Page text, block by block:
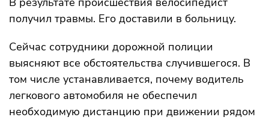
получил травмы. Его доставили в больницу.
Сейчас сотрудники дорожной полиции
выясняют все обстоятельства случившегося. В
том числе устанавливается, почему водитель
легкового автомобиля не обеспечил
необходимую дистанцию при движении рядом